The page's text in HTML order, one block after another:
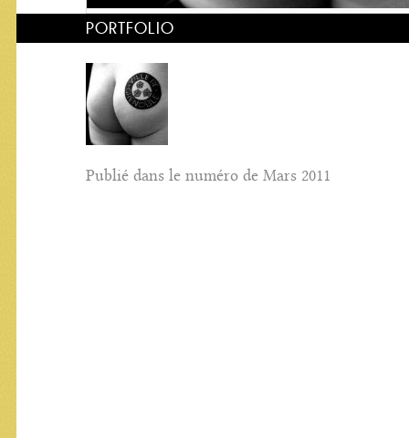
PORTFOLIO
Publié dans le numéro de Mars 2011